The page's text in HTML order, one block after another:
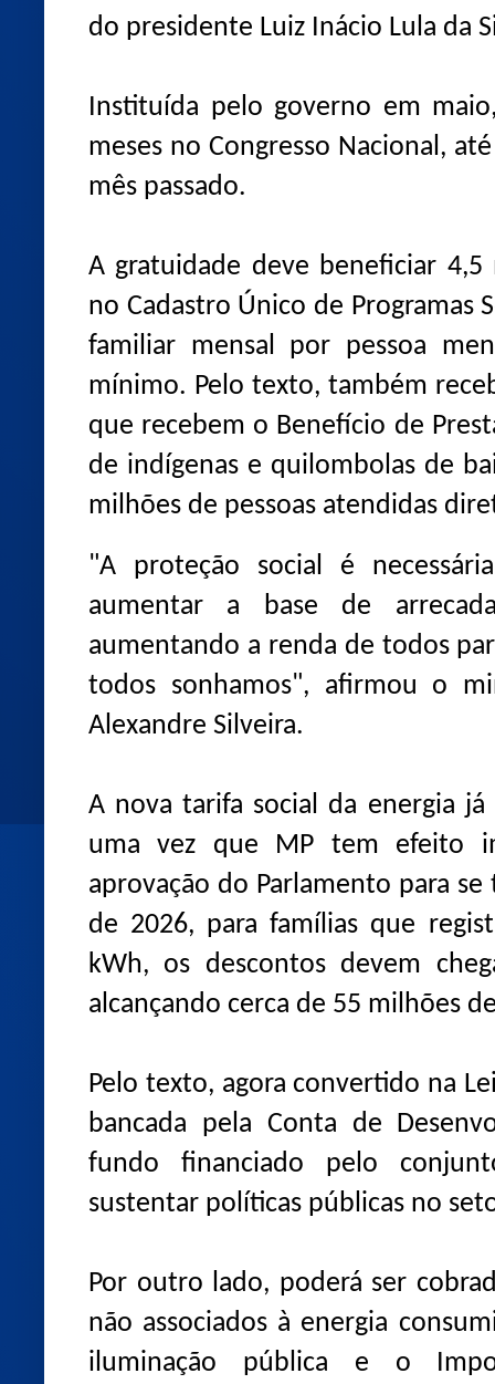
do presidente Luiz Inácio Lula da
Instituída pelo governo em
meses no Congresso Nacional,
mês passado.
A gratuidade deve beneficiar
no Cadastro Único de Programas
familiar mensal por pessoa
mínimo. Pelo texto, também
que recebem o Benefício de
de indígenas e quilombolas de
milhões de pessoas atendidas
"A proteção social é
aumentar a base de
aumentando a renda de todos
todos sonhamos", afirmou o
Alexandre Silveira.
A nova tarifa social da energia
uma vez que MP tem efeito
aprovação do Parlamento para
de 2026, para famílias que
kWh, os descontos devem
alcançando cerca de 55 milhões
Pelo texto, agora convertido na
bancada pela Conta de
fundo financiado pelo
sustentar políticas públicas no
Por outro lado, poderá ser
não associados à energia
iluminação pública e o